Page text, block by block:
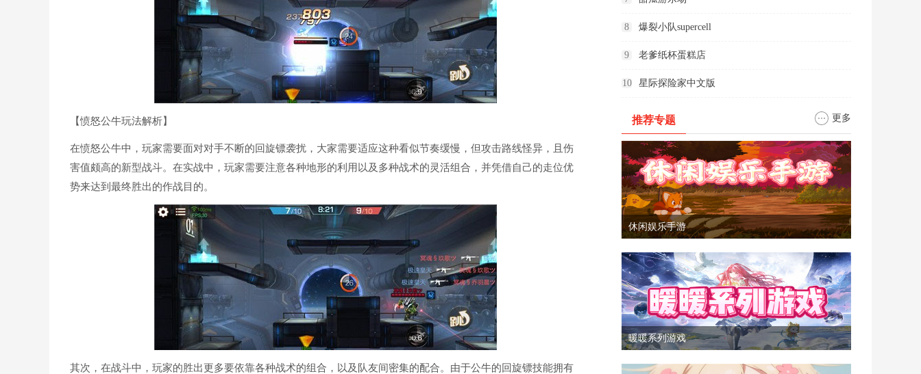
【愤怒公牛玩法解析】
在愤怒公牛中，玩家需要面对对手不断的回旋镖袭扰，大家需要适应这种看似节奏缓慢，但攻击路线怪异，且伤
害值颇高的新型战斗。在实战中，玩家需要注意各种地形的利用以及多种战术的灵活组合，并凭借自己的走位优
势来达到最终胜出的作战目的。
其次，在战斗中，玩家的胜出更多要依靠各种战术的组合，以及队友间密集的配合。由于公牛的回旋镖技能拥有
8 爆裂小队supercell
9 老爹纸杯蛋糕店
10 星际探险家中文版
推荐专题 更多
休闲娱乐手游
暖暖系列游戏